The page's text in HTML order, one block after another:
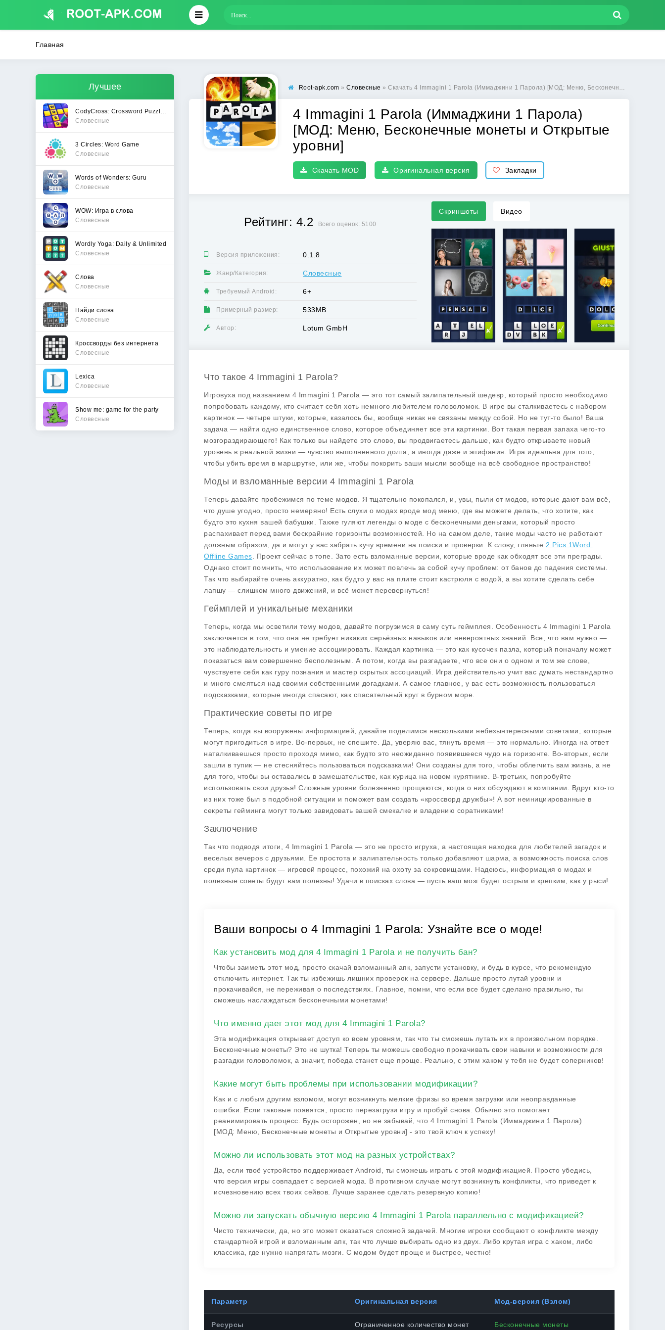
Главная
Лучшее
Словесные
3 Circles: Word Game
Словесные
Words of Wonders: Guru
Словесные
WOW: Игра в слова
Словесные
Wordly Yoga: Daily & Unlimited
Словесные
Слова
Словесные
Найди слова
Словесные
Кроссворды без интернета
Словесные
Lexica
Словесные
Show me: game for the party
Словесные
Root-apk.com » Словесные » Скачать 4 Immagini 1 Parola (Иммаджини 1 Парола) [МОД: Меню, Бесконечные монеты и Открытые уровни] | Взлом 4 Immagini 1 Parola на Андроид
4 Immagini 1 Parola (Иммаджини 1 Парола)
[МОД: Меню, Бесконечные монеты и Открытые
уровни]
Скачать MOD Оригинальная версия Закладки
Рейтинг: 4.2 Всего оценок: 5100
Версия приложения: 0.1.8
Жанр/Категория: Словесные
Требуемый Android: 6+
Примерный размер: 533MB
Автор: Lotum GmbH
Скриншоты Видео
Что такое 4 Immagini 1 Parola?
Игровуха под названием 4 Immagini 1 Parola — это тот самый залипательный шедевр, который просто необходимо
попробовать каждому, кто считает себя хоть немного любителем головоломок. В игре вы сталкиваетесь с набором
картинок — четыре штуки, которые, казалось бы, вообще никак не связаны между собой. Но не тут-то было! Ваша
задача — найти одно единственное слово, которое объединяет все эти картинки. Вот такая первая запаха чего-то
мозгораздирающего! Как только вы найдете это слово, вы продвигаетесь дальше, как будто открываете новый
уровень в реальной жизни — чувство выполненного долга, а иногда даже и эпифания. Игра идеальна для того,
чтобы убить время в маршрутке, или же, чтобы покорить ваши мысли вообще на всё свободное пространство!
Моды и взломанные версии 4 Immagini 1 Parola
Теперь давайте пробежимся по теме модов . Я тщательно покопался, и, увы, пыли от модов, которые дают вам всё,
что душе угодно, просто немеряно! Есть слухи о модах вроде мод меню , где вы можете делать, что хотите, как
будто это кухня вашей бабушки. Также гуляют легенды о моде с бесконечными деньгами , который просто
распахивает перед вами бескрайние горизонты возможностей. Но на самом деле, такие моды часто не работают
должным образом, да и могут у вас забрать кучу времени на поиски и проверки. К слову, гляньте 2 Pics 1Word.
Offline Games . Проект сейчас в топе. Зато есть взломанные версии, которые вроде как обходят все эти преграды.
Однако стоит помнить, что использование их может повлечь за собой кучу проблем: от банов до падения системы.
Так что выбирайте очень аккуратно, как будто у вас на плите стоит кастрюля с водой, а вы хотите сделать себе
лапшу — слишком много движений, и всё может перевернуться!
Геймплей и уникальные механики
Теперь, когда мы осветили тему модов, давайте погрузимся в саму суть геймплея . Особенность 4 Immagini 1 Parola
заключается в том, что она не требует никаких серьёзных навыков или невероятных знаний. Все, что вам нужно —
это наблюдательность и умение ассоциировать. Каждая картинка — это как кусочек пазла, который поначалу может
показаться вам совершенно бесполезным. А потом, когда вы разгадаете, что все они о одном и том же слове,
чувствуете себя как гуру познания и мастер скрытых ассоциаций. Игра действительно учит вас думать нестандартно
и много смеяться над своими собственными догадками. А самое главное, у вас есть возможность пользоваться
подсказками, которые иногда спасают, как спасательный круг в бурном море.
Практические советы по игре
Теперь, когда вы вооружены информацией, давайте поделимся несколькими небезынтересными советами , которые
могут пригодиться в игре. Во-первых, не спешите. Да, уверяю вас, тянуть время — это нормально. Иногда на ответ
наталкиваешься просто проходя мимо, как будто это неожиданно появившееся чудо на горизонте. Во-вторых, если
зашли в тупик — не стесняйтесь пользоваться подсказками! Они созданы для того, чтобы облегчить вам жизнь, а не
для того, чтобы вы оставались в замешательстве, как курица на новом курятнике. В-третьих, попробуйте
использовать свои друзья! Сложные уровни болезненно прощаются, когда о них обсуждают в компании. Вдруг кто-то
из них тоже был в подобной ситуации и поможет вам создать «кроссворд дружбы»! А вот неинициированные в
секреты гейминга могут только завидовать вашей смекалке и владению соратниками!
Заключение
Так что подводя итоги, 4 Immagini 1 Parola — это не просто игруха, а настоящая находка для любителей загадок и
веселых вечеров с друзьями. Ее простота и залипательность только добавляют шарма, а возможность поиска слов
среди пула картинок — игровой процесс, похожий на охоту за сокровищами. Надеюсь, информация о модах и
полезные советы будут вам полезны! Удачи в поисках слова — пусть ваш мозг будет острым и крепким, как у рыси!
Ваши вопросы о 4 Immagini 1 Parola: Узнайте все о моде!
Как установить мод для 4 Immagini 1 Parola и не получить бан?
Чтобы заиметь этот мод, просто скачай взломанный апк, запусти установку, и будь в курсе, что рекомендую
отключить интернет. Так ты избежишь лишних проверок на сервере. Дальше просто лутай уровни и
прокачивайся, не переживая о последствиях. Главное, помни, что если все будет сделано правильно, ты
сможешь наслаждаться бесконечными монетами!
Что именно дает этот мод для 4 Immagini 1 Parola?
Эта модификация открывает доступ ко всем уровням, так что ты сможешь лутать их в произвольном порядке.
Бесконечные монеты? Это не шутка! Теперь ты можешь свободно прокачивать свои навыки и возможности для
разгадки головоломок, а значит, победа станет еще проще. Реально, с этим хаком у тебя не будет соперников!
Какие могут быть проблемы при использовании модификации?
Как и с любым другим взломом, могут возникнуть мелкие фризы во время загрузки или неоправданные
ошибки. Если таковые появятся, просто перезагрузи игру и пробуй снова. Обычно это помогает
реанимировать процесс. Будь осторожен, но не забывай, что 4 Immagini 1 Parola (Иммаджини 1 Парола)
[МОД: Меню, Бесконечные монеты и Открытые уровни] - это твой ключ к успеху!
Можно ли использовать этот мод на разных устройствах?
Да, если твоё устройство поддерживает Android, ты сможешь играть с этой модификацией. Просто убедись,
что версия игры совпадает с версией мода. В противном случае могут возникнуть конфликты, что приведет к
исчезновению всех твоих сейвов. Лучше заранее сделать резервную копию!
Можно ли запускать обычную версию 4 Immagini 1 Parola параллельно с модификацией?
Чисто технически, да, но это может оказаться сложной задачей. Многие игроки сообщают о конфликте между
стандартной игрой и взломанным апк, так что лучше выбирать одно из двух. Либо крутая игра с хаком, либо
классика, где нужно напрягать мозги. С модом будет проще и быстрее, честно!
Параметр Оригинальная версия Мод-версия (Взлом)
Ресурсы Ограниченное количество монет Бесконечные монеты